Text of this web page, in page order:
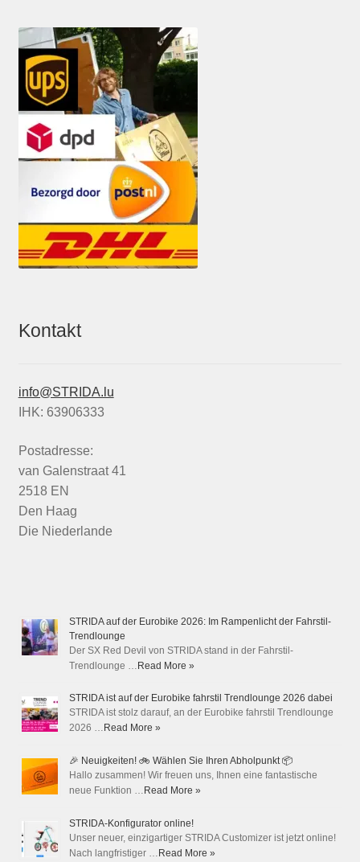
Kontakt
info@STRIDA.lu
IHK: 63906333
Postadresse:
van Galenstraat 41
2518 EN
Den Haag
Die Niederlande
STRIDA auf der Eurobike 2026: Im Rampenlicht der Fahrstil-
Trendlounge
Der SX Red Devil von STRIDA stand in der Fahrstil-
Trendlounge … Read More »
STRIDA ist auf der Eurobike fahrstil Trendlounge 2026 dabei
STRIDA ist stolz darauf, an der Eurobike fahrstil Trendlounge
2026 … Read More »
🎉 Neuigkeiten! 🚲 Wählen Sie Ihren Abholpunkt 📦
Hallo zusammen! Wir freuen uns, Ihnen eine fantastische
neue Funktion … Read More »
STRIDA-Konfigurator online!
Unser neuer, einzigartiger STRIDA Customizer ist jetzt online!
Nach langfristiger … Read More »